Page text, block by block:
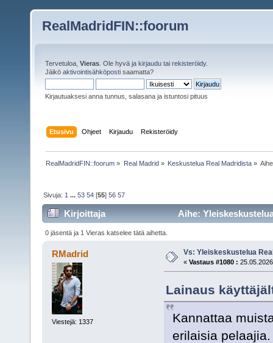
RealMadridFIN::foorum
Tervetuloa, Vieras . Ole hyvä ja kirjaudu tai rekisteröidy.
Jäikö aktivointisähköposti saamatta?
Kirjautuaksesi anna tunnus, salasana ja istuntosi pituus
Etusivu Ohjeet Kirjaudu Rekisteröidy
RealMadridFIN::foorum » Real Madrid» Keskustelua Real Madridista»
Sivuja: 1 ...53 54 [55]56 57
Kirjoittaja Aihe:
0 jäsentä ja 1 Vieras katselee tätä aihetta.
RMadrid
Viestejä: 1337
Vs: Yleiskeskustelua
« Vastaus #1080 :
Lainaus
Kannattaa
erilaisia